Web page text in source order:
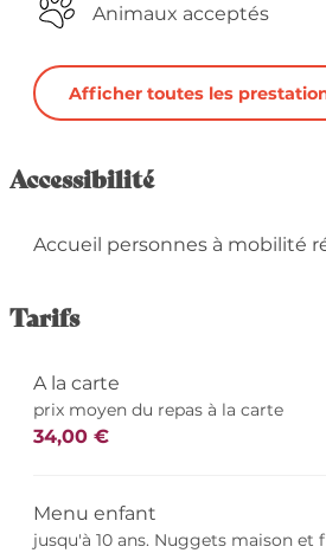
Animaux acceptés
Afficher toutes les
Accessibilité
Accueil personnes à mobilité
Tarifs
A la carte
prix moyen du repas à la carte
34,00 €
Menu enfant
jusqu'à 10 ans. Nuggets maison et